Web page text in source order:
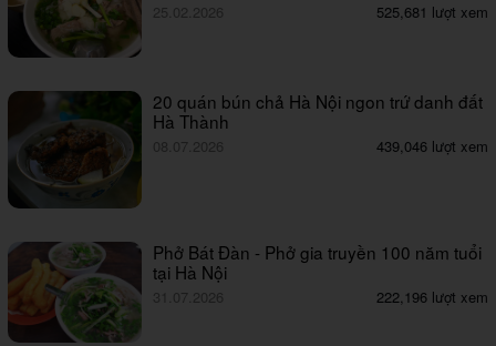
25.02.2026 525,681 lượt xem
20 quán bún chả Hà Nội ngon trứ danh đất
Hà Thành
08.07.2026 439,046 lượt xem
Phở Bát Đàn - Phở gia truyền 100 năm tuổi
tại Hà Nội
31.07.2026 222,196 lượt xem